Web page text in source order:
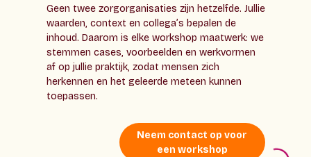
Geen twee zorgorganisaties zijn hetzelfde. Jullie
waarden, context en collega’s bepalen de
inhoud. Daarom is elke workshop maatwerk: we
stemmen cases, voorbeelden en werkvormen
af op jullie praktijk, zodat mensen zich
herkennen en het geleerde meteen kunnen
toepassen.
Neem contact op voor
een workshop